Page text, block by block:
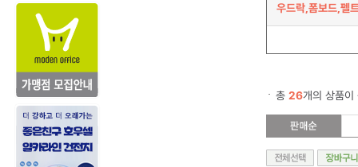
우드락,폼보드,펠
총 26개의 상품이